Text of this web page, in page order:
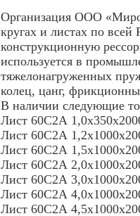
Организация ООО
кругах и листах по всей
конструкционную
используется в
тяжелонагруженных
колец, цанг,
В наличии следующие
Лист 60С2А
Лист 60С2А
Лист 60С2А
Лист 60С2А
Лист 60С2А
Лист 60С2А
Лист 60С2А